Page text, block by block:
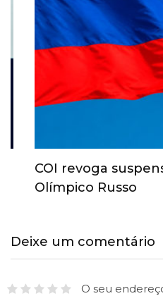
COI revoga
Olímpico Russo
Deixe um comentário
O seu